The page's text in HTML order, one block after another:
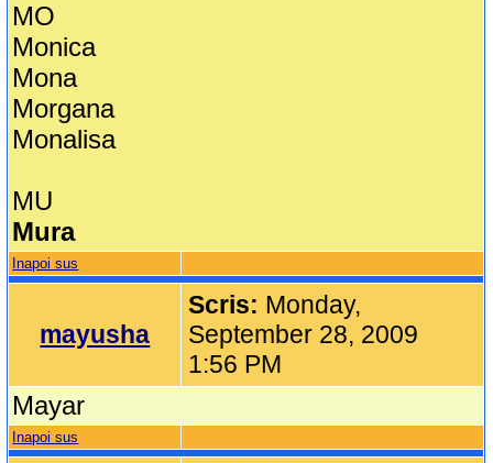
MO
Monica
Mona
Morgana
Monalisa
MU
Mura
Inapoi sus
mayusha
Scris: Monday,
September 28, 2009
1:56 PM
Mayar
Inapoi sus